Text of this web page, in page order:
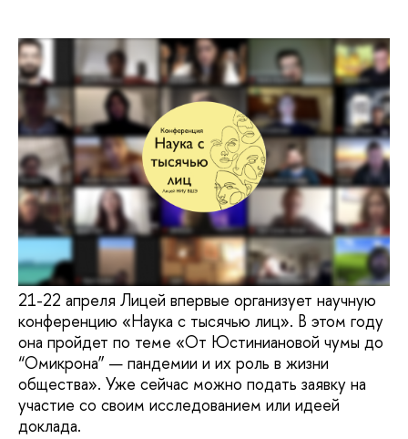
21-22 апреля Лицей впервые организует научную
конференцию «Наука с тысячью лиц». В этом году
она пройдет по теме «От Юстиниановой чумы до
“Омикрона” — пандемии и их роль в жизни
общества». Уже сейчас можно подать заявку на
участие со своим исследованием или идеей
доклада.